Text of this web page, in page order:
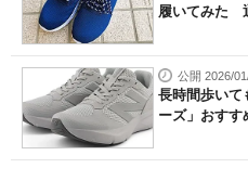
履いてみた
公開 2026/
長時間歩いて
ーズ」おすす